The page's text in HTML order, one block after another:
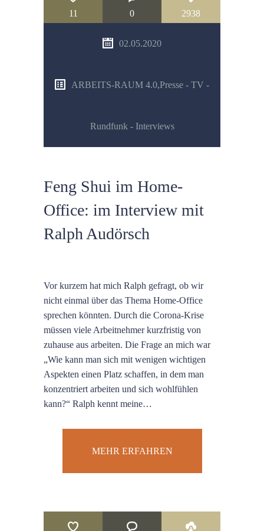
11 0 2938
02.05.2020
ARBEITS-RAUM 4.0,Presse - TV -
Rundfunk - Interviews
Feng Shui im Home-
Office: im Interview mit
Ralph Audörsch
Vor kurzem hat mich Ralph gefragt, ob wir
nicht einmal über das Thema Home-Office
sprechen könnten. Durch die Corona-Krise
müssen viele Arbeitnehmer kurzfristig von
zuhause aus arbeiten. Die Frage an mich war
„Wie kann man sich mit wenigen wichtigen
Aspekten einen Platz schaffen, in dem man
konzentriert arbeiten und sich wohlfühlen
kann?“ Ralph kennt meine…
MEHR ERFAHREN